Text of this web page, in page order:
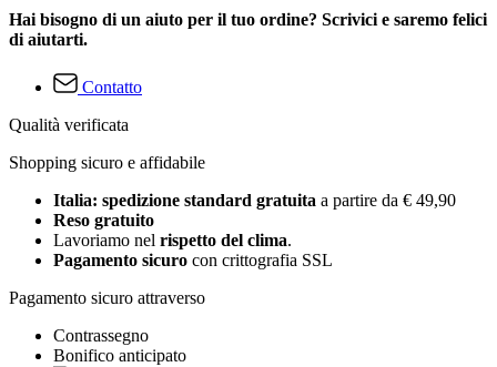
Hai bisogno di un aiuto per il tuo ordine? Scrivici e saremo felici
di aiutarti.
Contatto
Qualità verificata
Shopping sicuro e affidabile
Italia: spedizione standard gratuita a partire da € 49,90
Reso gratuito
Lavoriamo nel rispetto del clima.
Pagamento sicuro con crittografia SSL
Pagamento sicuro attraverso
Contrassegno
Bonifico anticipato